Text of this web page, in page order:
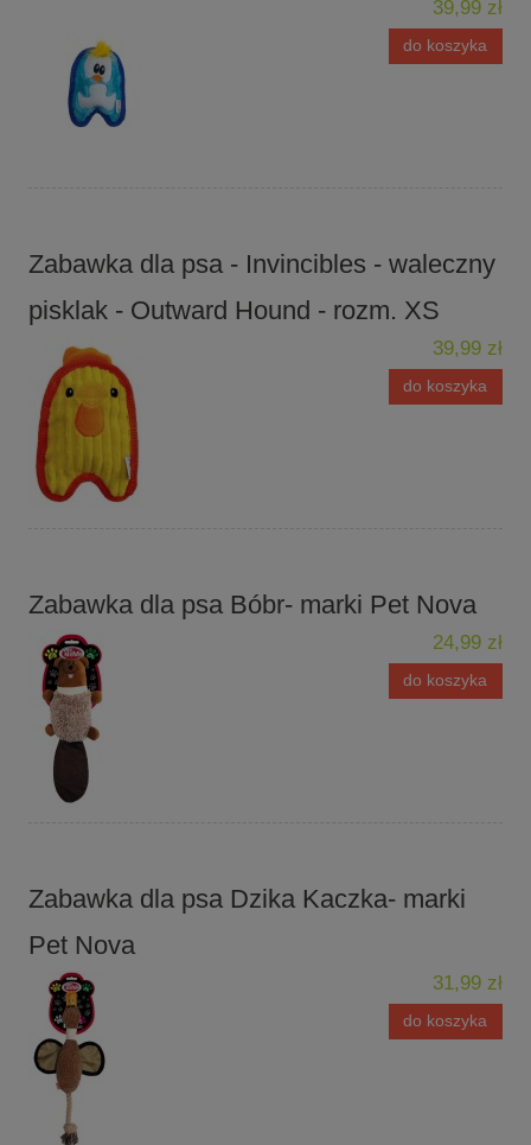
39,99 zł
do koszyka
Zabawka dla psa - Invincibles - waleczny
pisklak - Outward Hound - rozm. XS
39,99 zł
do koszyka
Zabawka dla psa Bóbr- marki Pet Nova
24,99 zł
do koszyka
Zabawka dla psa Dzika Kaczka- marki
Pet Nova
31,99 zł
do koszyka